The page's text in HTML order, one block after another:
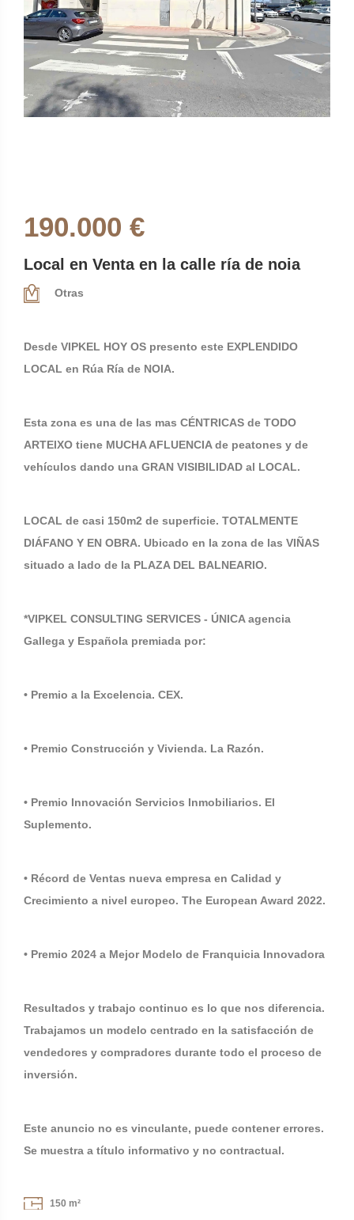
190.000 €
Local en Venta en la calle ría de noia
Otras
Desde VIPKEL HOY OS presento este EXPLENDIDO
LOCAL en Rúa Ría de NOIA.
Esta zona es una de las mas CÉNTRICAS de TODO
ARTEIXO tiene MUCHA AFLUENCIA de peatones y de
vehículos dando una GRAN VISIBILIDAD al LOCAL.
LOCAL de casi 150m2 de superficie. TOTALMENTE
DIÁFANO Y EN OBRA. Ubicado en la zona de las VIÑAS
situado a lado de la PLAZA DEL BALNEARIO.
*VIPKEL CONSULTING SERVICES - ÚNICA agencia
Gallega y Española premiada por:
• Premio a la Excelencia. CEX.
• Premio Construcción y Vivienda. La Razón.
• Premio Innovación Servicios Inmobiliarios. El
Suplemento.
• Récord de Ventas nueva empresa en Calidad y
Crecimiento a nivel europeo. The European Award 2022.
• Premio 2024 a Mejor Modelo de Franquicia Innovadora
Resultados y trabajo continuo es lo que nos diferencia.
Trabajamos un modelo centrado en la satisfacción de
vendedores y compradores durante todo el proceso de
inversión.
Este anuncio no es vinculante, puede contener errores.
Se muestra a título informativo y no contractual.
150 m²